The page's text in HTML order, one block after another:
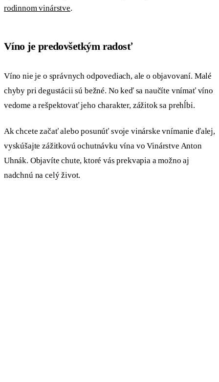
rodinnom vinárstve.
Víno je predovšetkým radosť
Víno nie je o správnych odpovediach, ale o objavovaní. Malé
chyby pri degustácii sú bežné. No keď sa naučíte vnímať víno
vedome a rešpektovať jeho charakter, zážitok sa prehĺbi.
Ak chcete začať alebo posunúť svoje vinárske vnímanie ďalej,
vyskúšajte zážitkovú ochutnávku vína vo Vinárstve Anton
Uhnák. Objavíte chute, ktoré vás prekvapia a možno aj
nadchnú na celý život.